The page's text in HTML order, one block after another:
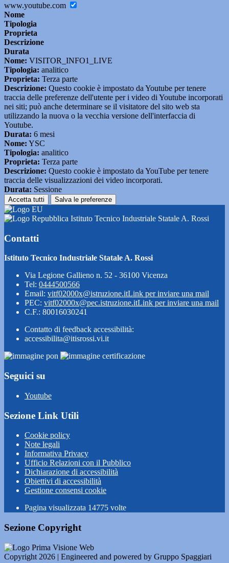
www.youtube.com
Nome
Tipologia
Proprieta
Descrizione
Durata
Nome: VISITOR_INFO1_LIVE
Tipologia: analitico
Proprieta: Terza parte
Descrizione: Questo cookie è impostato da Youtube per tenere
traccia delle preferenze dell'utente per i video di Youtube incorporati
nei siti; può anche determinare se il visitatore del sito web sta
utilizzando la nuova o la vecchia versione dell'interfaccia di
Youtube.
Durata: 6 mesi
Nome: YSC
Tipologia: analitico
Proprieta: Terza parte
Descrizione: Questo cookie è impostato da YouTube per tenere
traccia delle visualizzazioni dei video incorporati.
Durata: Sessione
Accetta tutti Salva le preferenze
Istituto Tecnico Industriale Statale A. Rossi
Contatti
Istituto Tecnico Industriale Statale A. Rossi
Via Legione Gallieno n. 52 - 36100 Vicenza
Tel: 0444500566
Email: vitf02000x@istruzione.itLink per inviare una mail
PEC: vitf02000x@pec.istruzione.itLink per inviare una mail
C.F.: 80016030241
Contatto di feedback accessibilità:
accessibilita@itisrossi.vi.it
Seguici su
Youtube
Sezione Link Utili
Cookie policy
Note legali
Informativa Privacy
Ufficio Relazioni con il Pubblico
Dichiarazione di accessibilità
Obiettivi di accessibilità
Gestione consensi cookie
Pagina visualizzata 14775 volte
Sezione Copyright
Copyright 2026 | Engineered and powered by Gruppo Spaggiari